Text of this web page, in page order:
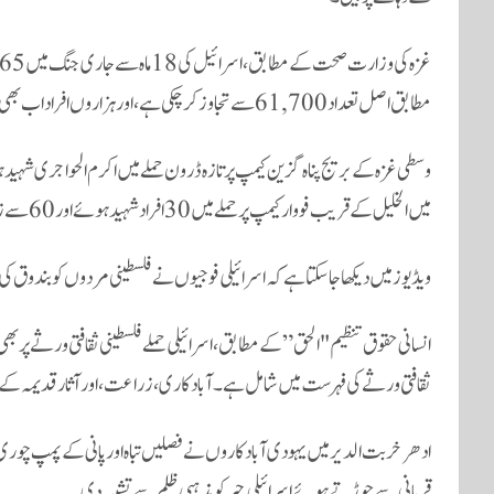
مطابق اصل تعداد 61,700 سے تجاوز کر چکی ہے، اور ہزاروں افراد اب بھی ملبے تلے دبے ہیں۔
وسطی غزہ کے بریج پناہ گزین کیمپ پر تازہ ڈرون حملے میں اکرم الحواجری
میں الخلیل کے قریب فووار کیمپ پر حملے میں 30 افراد شہید ہوئے اور 60 سے زائد فلسطینیوں کو حراست میں لے لیا گیا۔
ویڈیوز میں دیکھا جا سکتا ہے کہ اسرائیلی فوجیوں نے فلسطینی مردوں کو بندوق
انسانی حقوق تنظیم "الحق” کے مطابق، اسرائیلی حملے فلسطینی ثقافتی ورثے پر
ثقافتی ورثے کی فہرست میں شامل ہے۔ آبادکاری، زراعت، اور آثار قدیمہ
ادھر خربت الدیر میں یہودی آبادکاروں نے فصلیں تباہ اور پانی کے پمپ